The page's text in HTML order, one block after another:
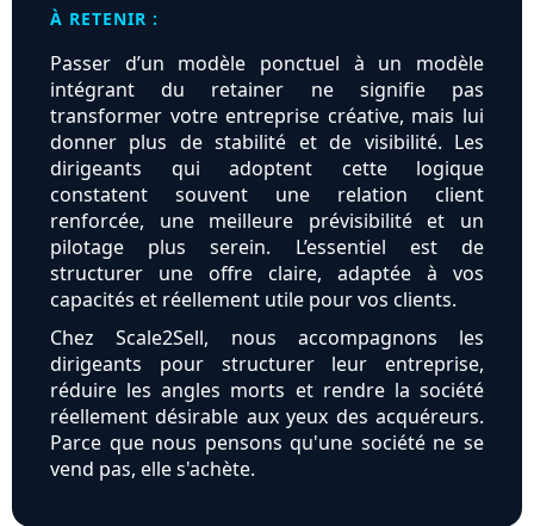
À RETENIR :
Passer d’un modèle ponctuel à un modèle
intégrant du retainer ne signifie pas
transformer votre entreprise créative, mais lui
donner plus de stabilité et de visibilité. Les
dirigeants qui adoptent cette logique
constatent souvent une relation client
renforcée, une meilleure prévisibilité et un
pilotage plus serein. L’essentiel est de
structurer une offre claire, adaptée à vos
capacités et réellement utile pour vos clients.
Chez Scale2Sell, nous accompagnons les
dirigeants pour structurer leur entreprise,
réduire les angles morts et rendre la société
réellement désirable aux yeux des acquéreurs.
Parce que nous pensons qu'une société ne se
vend pas, elle s'achète.